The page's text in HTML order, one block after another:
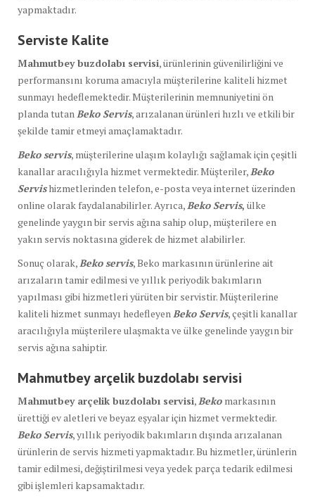
yapmaktadır.
Serviste Kalite
Mahmutbey buzdolabı servisi, ürünlerinin güvenilirliğini ve
performansını koruma amacıyla müşterilerine kaliteli hizmet
sunmayı hedeflemektedir. Müşterilerinin memnuniyetini ön
planda tutan Beko Servis, arızalanan ürünleri hızlı ve etkili bir
şekilde tamir etmeyi amaçlamaktadır.
Beko servis, müşterilerine ulaşım kolaylığı sağlamak için çeşitli
kanallar aracılığıyla hizmet vermektedir. Müşteriler, Beko
Servishizmetlerinden telefon, e-posta veya internet üzerinden
online olarak faydalanabilirler. Ayrıca, Beko Servis, ülke
genelinde yaygın bir servis ağına sahip olup, müşterilere en
yakın servis noktasına giderek de hizmet alabilirler.
Sonuç olarak, Beko servis, Beko markasının ürünlerine ait
arızaların tamir edilmesi ve yıllık periyodik bakımların
yapılması gibi hizmetleri yürüten bir servistir. Müşterilerine
kaliteli hizmet sunmayı hedefleyen Beko Servis, çeşitli kanallar
aracılığıyla müşterilere ulaşmakta ve ülke genelinde yaygın bir
servis ağına sahiptir.
Mahmutbey arçelik buzdolabı servisi
Mahmutbey arçelik buzdolabı servisi, Beko markasının
ürettiği ev aletleri ve beyaz eşyalar için hizmet vermektedir.
Beko Servis, yıllık periyodik bakımların dışında arızalanan
ürünlerin de servis hizmeti yapmaktadır. Bu hizmetler, ürünlerin
tamir edilmesi, değiştirilmesi veya yedek parça tedarik edilmesi
gibi işlemleri kapsamaktadır.